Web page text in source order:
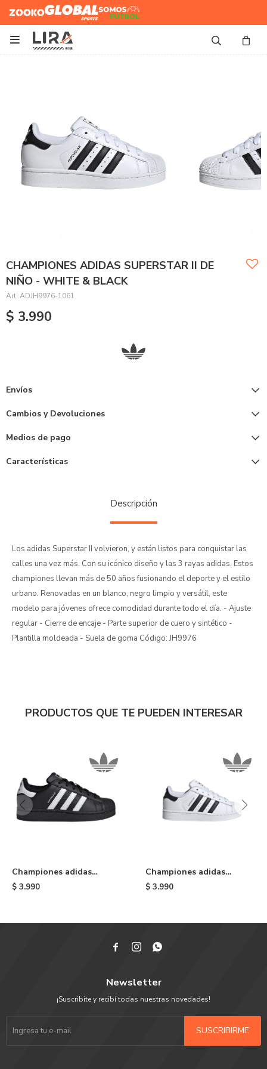
Zooko Global Sports
Somos
Futbol

CHAMPIONES ADIDAS SUPERSTAR II DE
NIÑO - WHITE & BLACK
ADJH9976-1061
$ 3.990
Envíos
Cambios y Devoluciones
Medios de pago
Características
Descripción
Los adidas Superstar II volvieron, y están listos para conquistar las
calles una vez más. Con su icónico diseño y las 3 rayas adidas. Estos
championes llevan más de 50 años fusionando el deporte y el estilo
urbano. Renovadas en un blanco, negro limpio y versátil, este
modelo para jóvenes ofrece comodidad durante todo el día. - Ajuste
regular - Cierre de encaje - Parte superior de cuero y sintético -
Plantilla moldeada - Suela de goma Código: JH9976
PRODUCTOS QUE TE PUEDEN INTERESAR
Championes adidas
Superstar II de niño -
$ 3.990
Championes adidas
Superstar II de niño -
$ 3.990
  
Newsletter
¡Suscribite y recibí todas nuestras novedades!
SUSCRIBIRME